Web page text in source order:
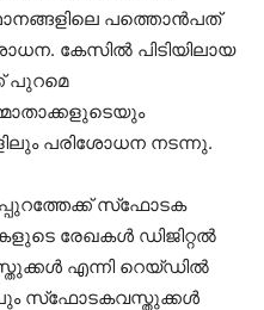
പത്തൊന്‍പത്
കേസില്‍ പിടിയിലായ
പുറമെ
പരിശോധന നടന്നു.
സ്‌ഫോടക
രേഖകള്‍ ഡിജിറ്റല്‍
എന്നി റെയ്ഡില്‍
സ്‌ഫോടകവസ്തുക്കള്‍